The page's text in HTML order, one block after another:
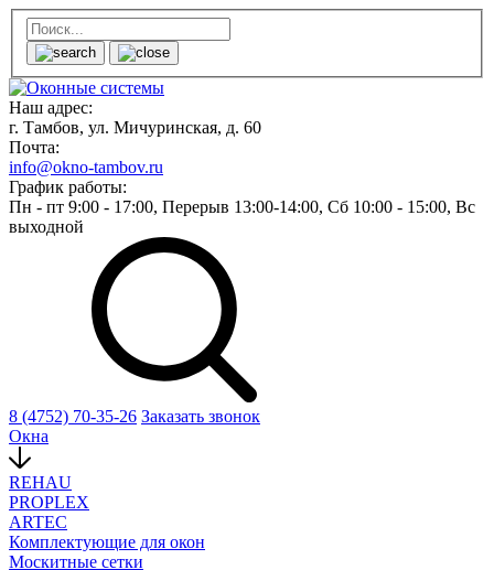
Наш адрес:
г. Тамбов, ул. Мичуринская, д. 60
Почта:
info@okno-tambov.ru
График работы:
Пн - пт 9:00 - 17:00, Перерыв 13:00-14:00, Сб 10:00 - 15:00, Вс
выходной
8 (4752) 70-35-26 Заказать звонок
Окна
REHAU
PROPLEX
ARTEC
Комплектующие для окон
Москитные сетки